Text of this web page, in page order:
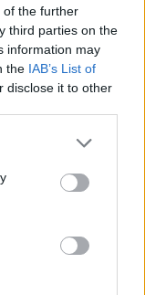
of the further
third parties on the
information may
the IAB’s List of
disclose it to other